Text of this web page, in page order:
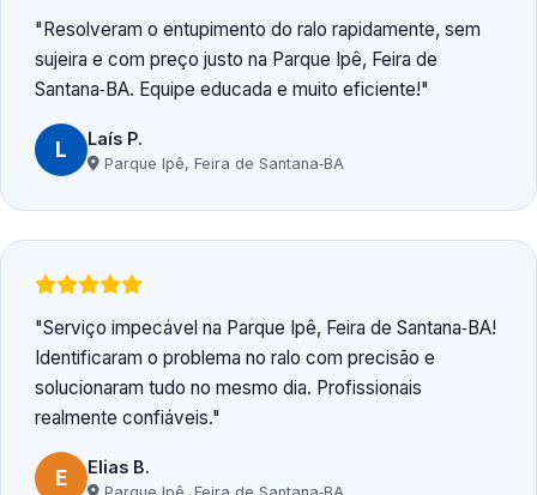
Resolveram o entupimento do ralo rapidamente, sem
sujeira e com preço justo na Parque Ipê, Feira de
Santana‑BA. Equipe educada e muito eficiente!
L Laís P.
Parque Ipê, Feira de Santana‑BA
Serviço impecável na Parque Ipê, Feira de Santana‑BA!
Identificaram o problema no ralo com precisão e
solucionaram tudo no mesmo dia. Profissionais
realmente confiáveis.
E Elias B.